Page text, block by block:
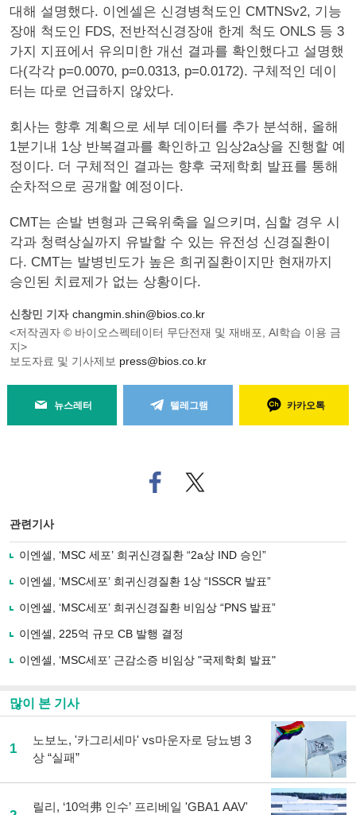
대해 설명했다. 이엔셀은 신경병척도인 CMTNSv2, 기능
장애 척도인 FDS, 전반적신경장애 한계 척도 ONLS 등 3
가지 지표에서 유의미한 개선 결과를 확인했다고 설명했
다(각각 p=0.0070, p=0.0313, p=0.0172). 구체적인 데이
터는 따로 언급하지 않았다.
회사는 향후 계획으로 세부 데이터를 추가 분석해, 올해
1분기내 1상 반복결과를 확인하고 임상2a상을 진행할 예
정이다. 더 구체적인 결과는 향후 국제학회 발표를 통해
순차적으로 공개할 예정이다.
CMT는 손발 변형과 근육위축을 일으키며, 심할 경우 시
각과 청력상실까지 유발할 수 있는 유전성 신경질환이
다. CMT는 발병빈도가 높은 희귀질환이지만 현재까지
승인된 치료제가 없는 상황이다.
신창민 기자 changmin.shin@bios.co.kr
<저작권자 © 바이오스펙테이터 무단전재 및 재배포, AI학습 이용 금
지>
보도자료 및 기사제보 press@bios.co.kr
뉴스레터 텔레그램 카카오톡
페
이
로
기
사
유
기
트위
터로
관련기사
이엔셀, ‘MSC 세포’ 희귀신경질환 “2a상 IND 승인”
이엔셀, ‘MSC세포’ 희귀신경질환 1상 “ISSCR 발표”
이엔셀, ‘MSC세포’ 희귀신경질환 비임상 “PNS 발표”
이엔셀, 225억 규모 CB 발행 결정
이엔셀, ‘MSC세포’ 근감소증 비임상 "국제학회 발표"
많이 본 기사
1
노보노, '카그리세마' vs마운자로 당뇨병 3
상 “실패”
릴리, ‘10억弗 인수’ 프리베일 'GBA1 AAV'